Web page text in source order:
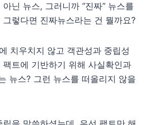
닌 뉴스, 그러니까 “진짜” 뉴스를
렇다면 진짜뉴스라는 건 뭘까요?
치우치지 않고 객관성과 중립성
팩트에 기반하기 위해 사실확인과
뉴스? 그런 뉴스를 떠올리지 않을